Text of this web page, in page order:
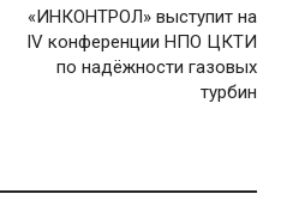
«ИНКОНТРОЛ» выступит на
IV конференции НПО ЦКТИ
по надёжности газовых
турбин